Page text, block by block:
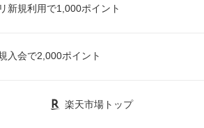
新規利用で1,000ポイント
入会で2,000ポイント
楽天市場トップ